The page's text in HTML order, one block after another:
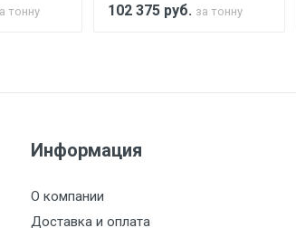
6500 с НДС
7500 с НДС
тонну 102 375 руб. за тонну
Информация
О компании
Доставка и оплата